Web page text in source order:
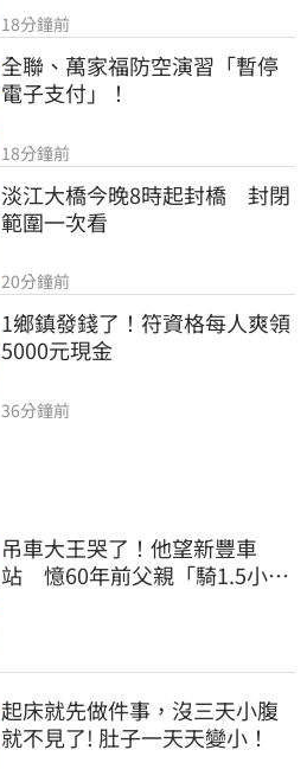
18分鐘前
全聯、萬家福防空演習「暫停
電子支付」！
18分鐘前
淡江大橋今晚8時起封橋　封閉
範圍一次看
20分鐘前
1鄉鎮發錢了！符資格每人爽領
5000元現金
36分鐘前
吊車大王哭了！他望新豐車
站 憶60年前父親「騎1.5小時
起床就先做件事，沒三天小腹
就不見了! 肚子一天天變小！